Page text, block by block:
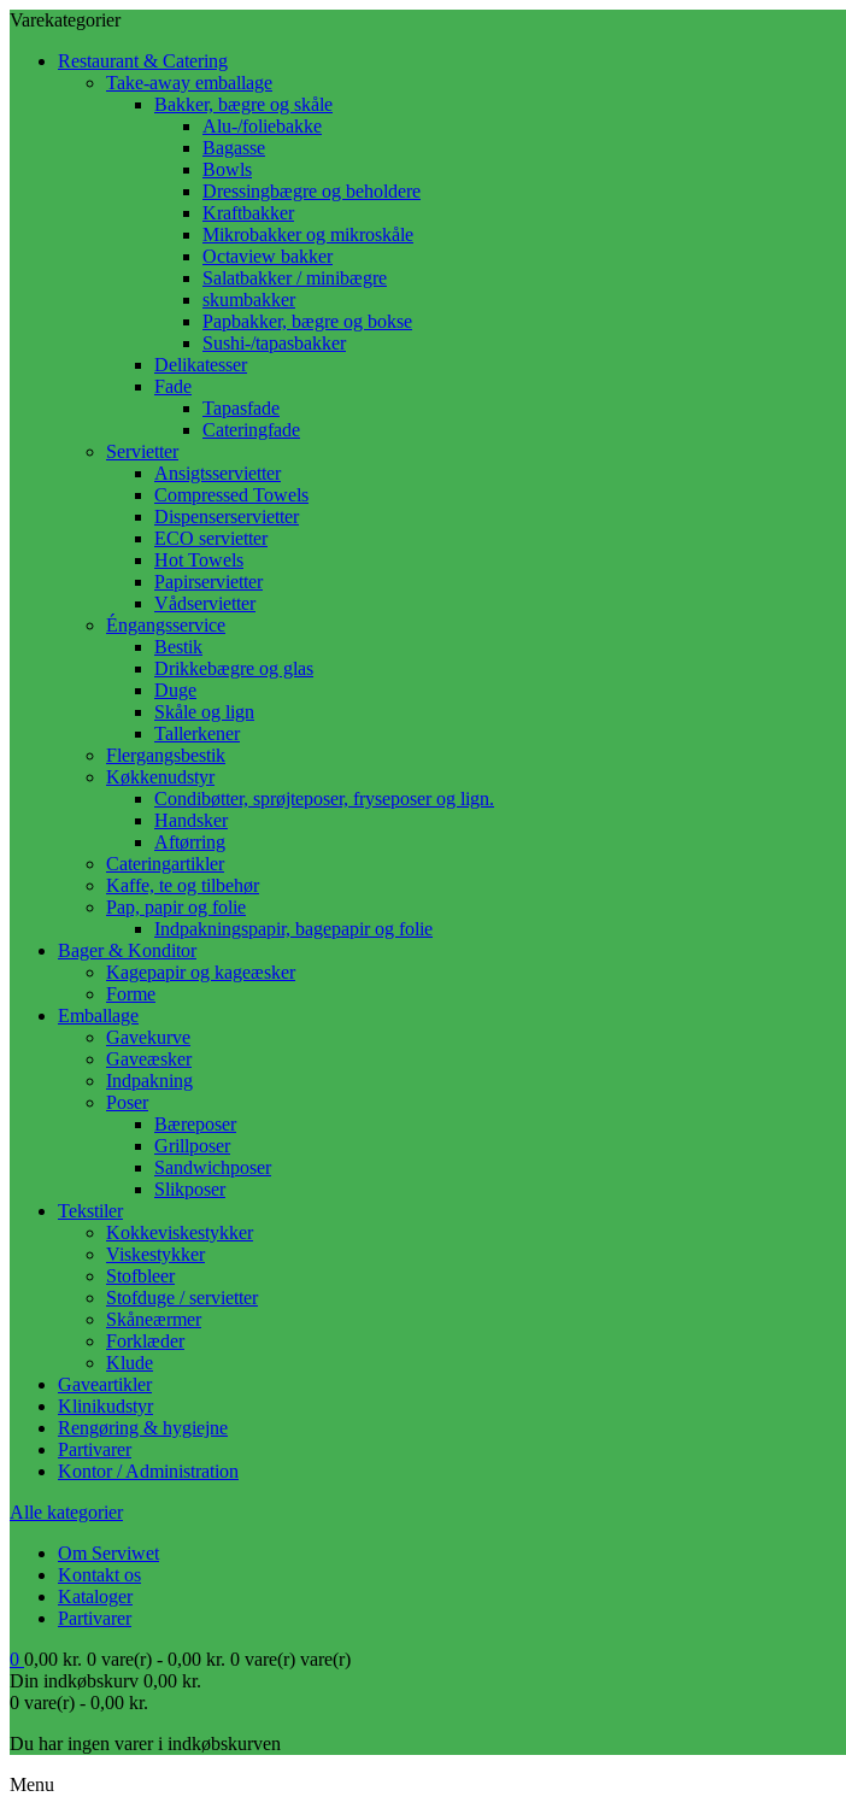
Varekategorier
Restaurant & Catering
Take-away emballage
Bakker, bægre og skåle
Alu-/foliebakke
Bagasse
Bowls
Dressingbægre og beholdere
Kraftbakker
Mikrobakker og mikroskåle
Octaview bakker
Salatbakker / minibægre
skumbakker
Papbakker, bægre og bokse
Sushi-/tapasbakker
Delikatesser
Fade
Tapasfade
Cateringfade
Servietter
Ansigtsservietter
Compressed Towels
Dispenserservietter
ECO servietter
Hot Towels
Papirservietter
Vådservietter
Éngangsservice
Bestik
Drikkebægre og glas
Duge
Skåle og lign
Tallerkener
Flergangsbestik
Køkkenudstyr
Condibøtter, sprøjteposer, fryseposer og lign.
Handsker
Aftørring
Cateringartikler
Kaffe, te og tilbehør
Pap, papir og folie
Indpakningspapir, bagepapir og folie
Bager & Konditor
Kagepapir og kageæsker
Forme
Emballage
Gavekurve
Gaveæsker
Indpakning
Poser
Bæreposer
Grillposer
Sandwichposer
Slikposer
Tekstiler
Kokkeviskestykker
Viskestykker
Stofbleer
Stofduge / servietter
Skåneærmer
Forklæder
Klude
Gaveartikler
Klinikudstyr
Rengøring & hygiejne
Partivarer
Kontor / Administration
Alle kategorier
Om Serviwet
Kontakt os
Kataloger
Partivarer
0 0,00 kr. 0 vare(r) - 0,00 kr. 0 vare(r) vare(r)
Din indkøbskurv 0,00 kr.
0 vare(r) - 0,00 kr.
Du har ingen varer i indkøbskurven
Menu